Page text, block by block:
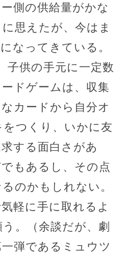
側の供給量がかな
思えたが、今はま
なってきている。
子供の手元に一定数
ドゲームは、収集
カードから自分オ
つくり、いかに友
する面白さがあ
もあるし、その点
のかもしれない。
軽に手に取れるよ
。（余談だが、劇
弾であるミュウツ